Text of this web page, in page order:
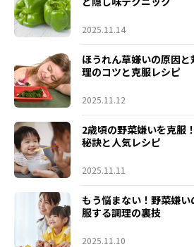
2025.11.14
ほうれん草嫌いの原因
理のコツと克服レシピ
2025.11.12
2歳頃の野菜嫌いを克服
秘訣と人気レシピ
2025.11.11
もう悩まない！野菜嫌
服する調理の裏技
2025.11.10